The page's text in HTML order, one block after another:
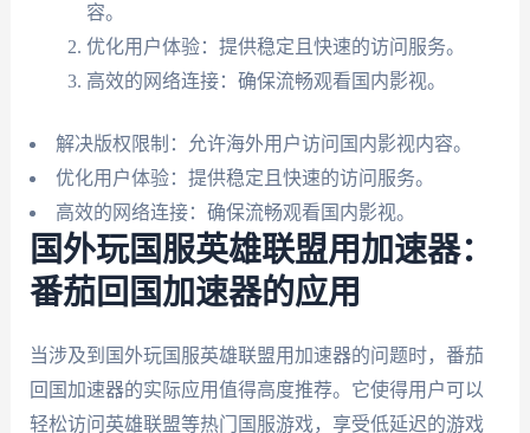
容。
优化用户体验：提供稳定且快速的访问服务。
高效的网络连接：确保流畅观看国内影视。
解决版权限制：允许海外用户访问国内影视内容。
优化用户体验：提供稳定且快速的访问服务。
高效的网络连接：确保流畅观看国内影视。
国外玩国服英雄联盟用加速器：
番茄回国加速器的应用
当涉及到国外玩国服英雄联盟用加速器的问题时，番茄
回国加速器的实际应用值得高度推荐。它使得用户可以
轻松访问英雄联盟等热门国服游戏，享受低延迟的游戏